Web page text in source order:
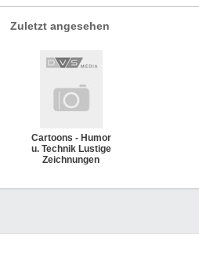
Zuletzt angesehen
Cartoons - Humor
u. Technik Lustige
Zeichnungen